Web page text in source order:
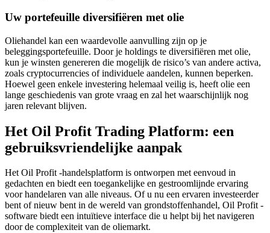
Uw portefeuille diversifiëren met olie
Oliehandel kan een waardevolle aanvulling zijn op je
beleggingsportefeuille. Door je holdings te diversifiëren met olie,
kun je winsten genereren die mogelijk de risico’s van andere activa,
zoals cryptocurrencies of individuele aandelen, kunnen beperken.
Hoewel geen enkele investering helemaal veilig is, heeft olie een
lange geschiedenis van grote vraag en zal het waarschijnlijk nog
jaren relevant blijven.
Het Oil Profit Trading Platform: een
gebruiksvriendelijke aanpak
Het Oil Profit -handelsplatform is ontworpen met eenvoud in
gedachten en biedt een toegankelijke en gestroomlijnde ervaring
voor handelaren van alle niveaus. Of u nu een ervaren investeerder
bent of nieuw bent in de wereld van grondstoffenhandel, Oil Profit -
software biedt een intuïtieve interface die u helpt bij het navigeren
door de complexiteit van de oliemarkt.